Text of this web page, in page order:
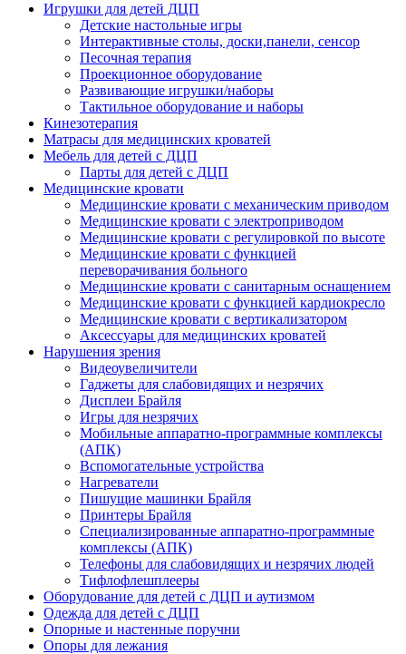
Игрушки для детей ДЦП
Детские настольные игры
Интерактивные столы, доски,панели, сенсор
Песочная терапия
Проекционное оборудование
Развивающие игрушки/наборы
Тактильное оборудование и наборы
Кинезотерапия
Матрасы для медицинских кроватей
Мебель для детей с ДЦП
Парты для детей с ДЦП
Медицинские кровати
Медицинские кровати с механическим приводом
Медицинские кровати с электроприводом
Медицинские кровати с регулировкой по высоте
Медицинские кровати с функцией
переворачивания больного
Медицинские кровати с санитарным оснащением
Медицинские кровати с функцией кардиокресло
Медицинские кровати с вертикализатором
Аксессуары для медицинских кроватей
Нарушения зрения
Видеоувеличители
Гаджеты для слабовидящих и незрячих
Дисплеи Брайля
Игры для незрячих
Мобильные аппаратно-программные комплексы
(АПК)
Вспомогательные устройства
Нагреватели
Пишущие машинки Брайля
Принтеры Брайля
Специализированные аппаратно-программные
комплексы (АПК)
Телефоны для слабовидящих и незрячих людей
Тифлофлешплееры
Оборудование для детей с ДЦП и аутизмом
Одежда для детей с ДЦП
Опорные и настенные поручни
Опоры для лежания